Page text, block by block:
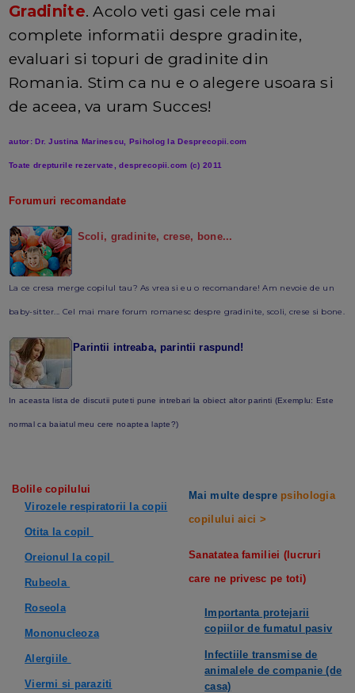
Gradinite. Acolo veti gasi cele mai
complete informatii despre gradinite,
evaluari si topuri de gradinite din
Romania. Stim ca nu e o alegere usoara si
de aceea, va uram Succes!
autor: Dr. Justina Marinescu, Psiholog la Desprecopii.com
Toate drepturile rezervate, desprecopii.com (c) 2011
Forumuri recomandate
Scoli, gradinite, crese, bone...
La ce cresa merge copilul tau? As vrea si eu o recomandare! Am nevoie de un
baby-sitter... Cel mai mare forum romanesc despre gradinite, scoli, crese si bone.
Parintii intreaba, parintii raspund!
In aceasta lista de discutii puteti pune intrebari la obiect altor parinti (Exemplu: Este
normal ca baiatul meu cere noaptea lapte?)
Bolile copilului
Virozele respiratorii la copii
Otita la copil
Oreionul la copil
Rubeola
Roseola
Mononucleoza
Alergiile
Viermi si paraziti
Mai multe despre psihologia
copilului aici >
Sanatatea familiei (lucruri
care ne privesc pe toti)
Importanta protejarii
copiilor de fumatul pasiv
Infectiile transmise de
animalele de companie (de
casa)